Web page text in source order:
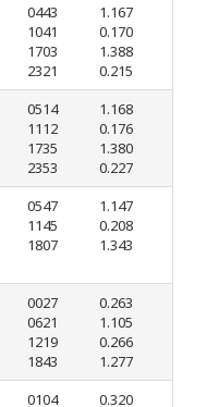
0443
1041
1703
2321
1.167
0.170
1.388
0.215
0514
1112
1735
2353
1.168
0.176
1.380
0.227
0547
1145
1807
1.147
0.208
1.343
0027
0621
1219
1843
0.263
1.105
0.266
1.277
0104
0.320